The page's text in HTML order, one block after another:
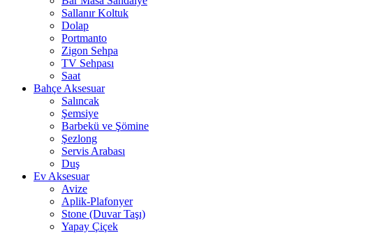
Sallanır Koltuk
Dolap
Portmanto
Zigon Sehpa
TV Sehpası
Saat
Bahçe Aksesuar
Salıncak
Şemsiye
Barbekü ve Şömine
Şezlong
Servis Arabası
Duş
Ev Aksesuar
Avize
Aplik-Plafonyer
Stone (Duvar Taşı)
Yapay Çiçek